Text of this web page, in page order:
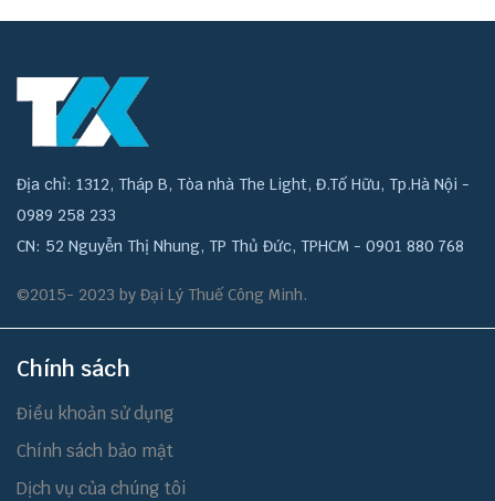
Địa chỉ: 1312, Tháp B, Tòa nhà The Light, Đ.Tố Hữu, Tp.Hà Nội -
0989 258 233
CN: 52 Nguyễn Thị Nhung, TP Thủ Đức, TPHCM - 0901 880 768
©2015- 2023 by Đại Lý Thuế Công Minh.
Chính sách
Điều khoản sử dụng
Chính sách bảo mật
Dịch vụ của chúng tôi